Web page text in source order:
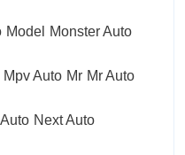
Model Monster Auto
Mpv Auto Mr Mr Auto
Next Auto